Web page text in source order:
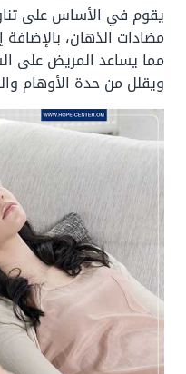
يقوم في الأساس على
مضادات الذهان، بالإضافة
مما يساعد المريض على
ويقلل من حدة الأوهام